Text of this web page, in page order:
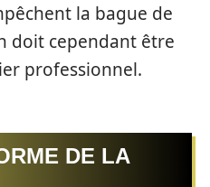
la bague de
doit cependant être
professionnel.
DE LA